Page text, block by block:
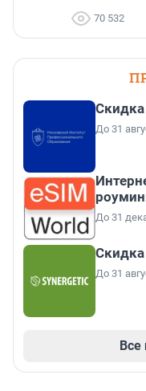
70 532
Скидка
До 31
До 31
Скидка
До 31
Все